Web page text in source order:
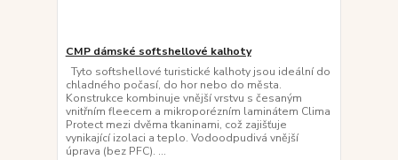
CMP dámské softshellové kalhoty
Tyto softshellové turistické kalhoty jsou ideální do
chladného počasí, do hor nebo do města.
Konstrukce kombinuje vnější vrstvu s česaným
vnitřním fleecem a mikroporézním laminátem Clima
Protect mezi dvěma tkaninami, což zajišťuje
vynikající izolaci a teplo. Vodoodpudivá vnější
úprava (bez PFC). ...